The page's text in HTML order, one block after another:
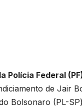
Polícia Federal
de Jair
Bolsonaro (PL-